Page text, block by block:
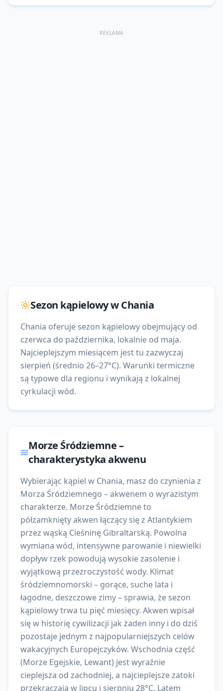
REKLAMA
Sezon kąpielowy wChania
Chania oferuje sezon kąpielowy obejmujący od
czerwca do października, lokalnie od maja.
Najcieplejszym miesiącem jest tu zazwyczaj
sierpień (średnio 26–27°C). Warunki termiczne
są typowe dla regionu i wynikają z lokalnej
cyrkulacji wód.
Morze Śródziemne–
charakterystyka akwenu
Wybierając kąpiel w Chania, masz do czynienia z
Morza Śródziemnego – akwenem o wyrazistym
charakterze. Morze Śródziemne to
półzamknięty akwen łączący się z Atlantykiem
przez wąską Cieśninę Gibraltarską. Powolna
wymiana wód, intensywne parowanie i niewielki
dopływ rzek powodują wysokie zasolenie i
wyjątkową przezroczystość wody. Klimat
śródziemnomorski – gorące, suche lata i
łagodne, deszczowe zimy – sprawia, że sezon
kąpielowy trwa tu pięć miesięcy. Akwen wpisał
się w historię cywilizacji jak żaden inny i do dziś
pozostaje jednym z najpopularniejszych celów
wakacyjnych Europejczyków. Wschodnia część
(Morze Egejskie, Lewant) jest wyraźnie
cieplejsza od zachodniej, a najcieplejsze zatoki
przekraczają w lipcu i sierpniu 28°C. Latem